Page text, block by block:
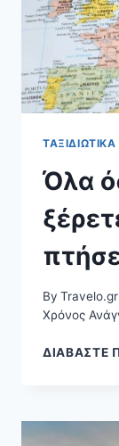
Όλα
By Travelo.gr
Χρόνος
ΔΙΑΒΑΣΤΕ